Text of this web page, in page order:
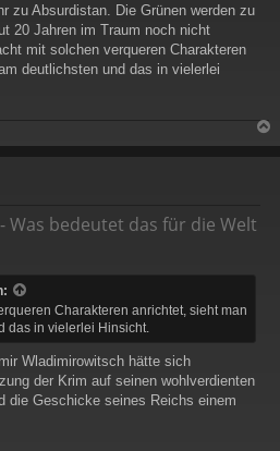
zu Absurdistan. Die Grünen werden zu
20 Jahren im Traum noch nicht
mit solchen verqueren Charakteren
deutlichsten und das in vielerlei
a
Was bedeutet das für die Welt
Charakteren anrichtet, sieht man
das in vielerlei Hinsicht.
Wladimirowitsch hätte sich
der Krim auf seinen wohlverdienten
die Geschicke seines Reichs einem